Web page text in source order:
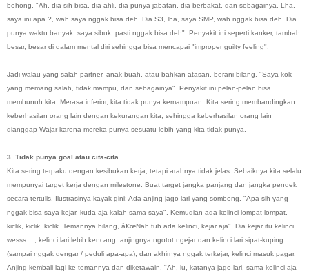
bohong. "Ah, dia sih bisa, dia ahli, dia punya jabatan, dia berbakat, dan sebagainya, Lha,
saya ini apa ?, wah saya nggak bisa deh. Dia S3, lha, saya SMP, wah nggak bisa deh. Dia
punya waktu banyak, saya sibuk, pasti nggak bisa deh". Penyakit ini seperti kanker, tambah
besar, besar di dalam mental diri sehingga bisa mencapai "improper guilty feeling".
Jadi walau yang salah partner, anak buah, atau bahkan atasan, berani bilang, "Saya kok
yang memang salah, tidak mampu, dan sebagainya". Penyakit ini pelan-pelan bisa
membunuh kita. Merasa inferior, kita tidak punya kemampuan. Kita sering membandingkan
keberhasilan orang lain dengan kekurangan kita, sehingga keberhasilan orang lain
dianggap Wajar karena mereka punya sesuatu lebih yang kita tidak punya.
3. Tidak punya goal atau cita-cita
Kita sering terpaku dengan kesibukan kerja, tetapi arahnya tidak jelas. Sebaiknya kita selalu
mempunyai target kerja dengan milestone. Buat target jangka panjang dan jangka pendek
secara tertulis. Ilustrasinya kayak gini: Ada anjing jago lari yang sombong. "Apa sih yang
nggak bisa saya kejar, kuda aja kalah sama saya". Kemudian ada kelinci lompat-lompat,
kiclik, kiclik, kiclik. Temannya bilang, â€œNah tuh ada kelinci, kejar aja". Dia kejar itu kelinci,
wesss...., kelinci lari lebih kencang, anjingnya ngotot ngejar dan kelinci lari sipat-kuping
(sampai nggak dengar / peduli apa-apa), dan akhirnya nggak terkejar, kelinci masuk pagar.
Anjing kembali lagi ke temannya dan diketawain. "Ah, lu, katanya jago lari, sama kelinci aja